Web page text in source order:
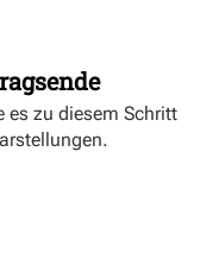
es zu diesem Schritt